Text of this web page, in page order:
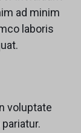
ad minim
laboris
voluptate